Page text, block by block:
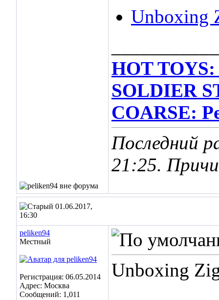
Unboxing
HOT TOYS:
SOLDIER
COARSE:
Последний
21:25.
01.06.2017,
16:30
peliken94
Местный
Регистрация: 06.05.2014
Адрес: Москва
Сообщений: 1,011
Unboxing